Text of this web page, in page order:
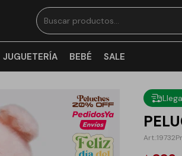
JUGUETERÍA BEBÉ SALE
Llega